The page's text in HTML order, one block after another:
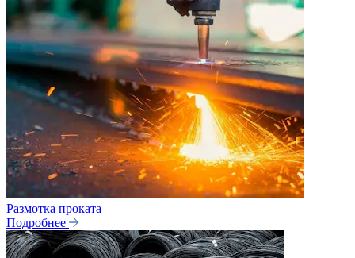
Размотка проката
Подробнее